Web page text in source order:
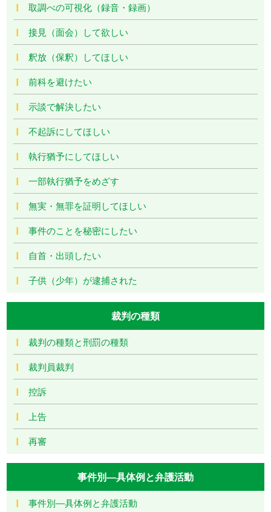
取調べの可視化（録音・録画）
接見（面会）して欲しい
釈放（保釈）してほしい
前科を避けたい
示談で解決したい
不起訴にしてほしい
執行猶予にしてほしい
一部執行猶予をめざす
無実・無罪を証明してほしい
事件のことを秘密にしたい
自首・出頭したい
子供（少年）が逮捕された
裁判の種類
裁判の種類と刑罰の種類
裁判員裁判
控訴
上告
再審
事件別―具体例と弁護活動
事件別―具体例と弁護活動